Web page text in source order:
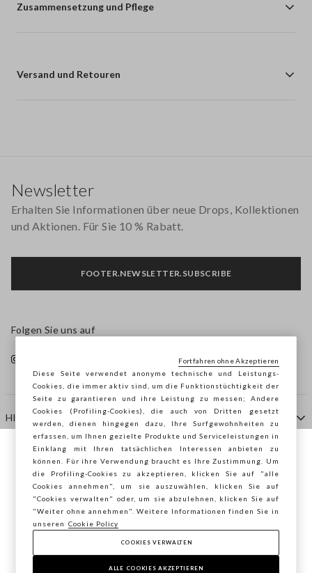
Zusammensetzung und Pflege
Versand und Retouren
HILFE
AGENTUR
KONTAKTE
Newsletter
Erhalten Sie Informationen über neue Drops, Kollektionen
und Aktionen. Für Sie 10 % Rabatt.
FOOTER.NEWSLETTER.SUBSCRIBE
Folgen Sie uns auf
Copyright © Ovs S.p.A. MwSt.-Nr. 04240010274 - Kap.
Kap. 290.923.470 -2.4.0
Sie surfen auf der Seite von STEFANEL
Deutschland, möchten Sie Ihren Standort
speichern?
BESTÄTIGEN
Diese Seite verwendet anonyme technische und Leistungs-
Cookies, die immer aktiv sind, um die Funktionstüchtigkeit der
Seite zu garantieren und ihre Leistung zu messen; Andere
Cookies (Profiling-Cookies), die auch von Dritten gesetzt
werden, dienen hingegen dazu, Ihre Surfgewohnheiten zu
erfassen, um Ihnen gezielte Produkte und Serviceleistungen in
Einklang mit Ihren tatsächlichen Interessen anbieten zu
können. Für ihre Verwendung braucht es Ihre Zustimmung. Um
die Profiling-Cookies zu akzeptieren, klicken Sie auf "alle
Cookies annehmen", um sie auszuwählen, klicken Sie auf
"Cookies verwalten" oder, um sie abzulehnen, klicken Sie auf
"Weiter ohne annehmen". Weitere Informationen finden Sie in
unseren
Cookie Policy
COOKIES VERWALTEN
ALLE COOKIES AKZEPTIEREN
Fortfahren ohne Akzeptieren